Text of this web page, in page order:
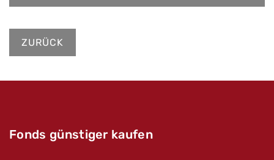
ZURÜCK
Fonds günstiger kaufen